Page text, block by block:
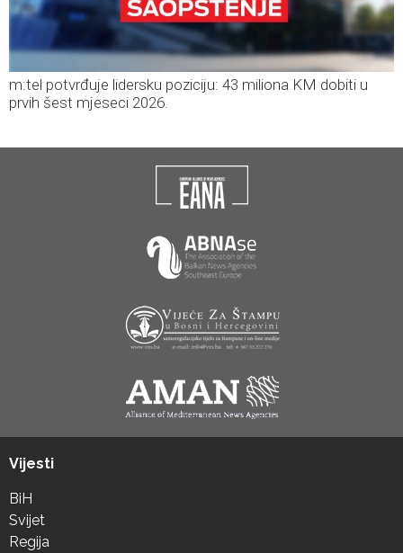
m:tel potvrđuje lidersku poziciju: 43 miliona KM dobiti u
prvih šest mjeseci 2026.
Vijesti
BiH
Svijet
Regija